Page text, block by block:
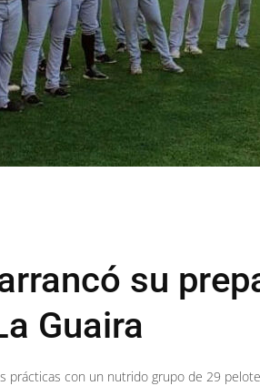
su
Guaira
prácticas con un nutrido grupo de 29